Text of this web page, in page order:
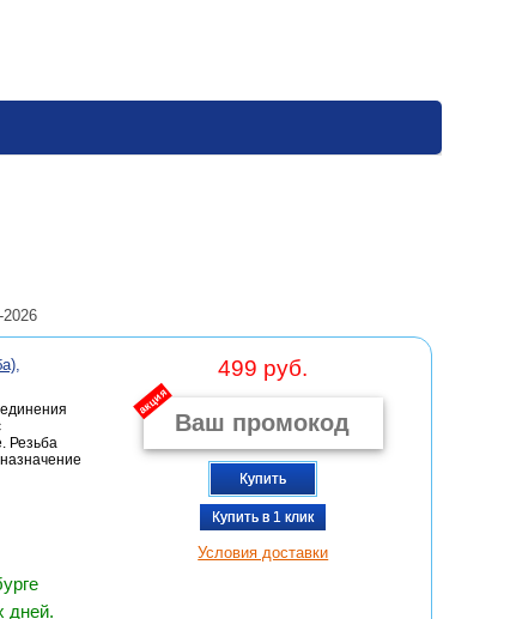
Резьба
499 руб.
акция
Купить
Купить в 1 клик
Условия доставки
дней.